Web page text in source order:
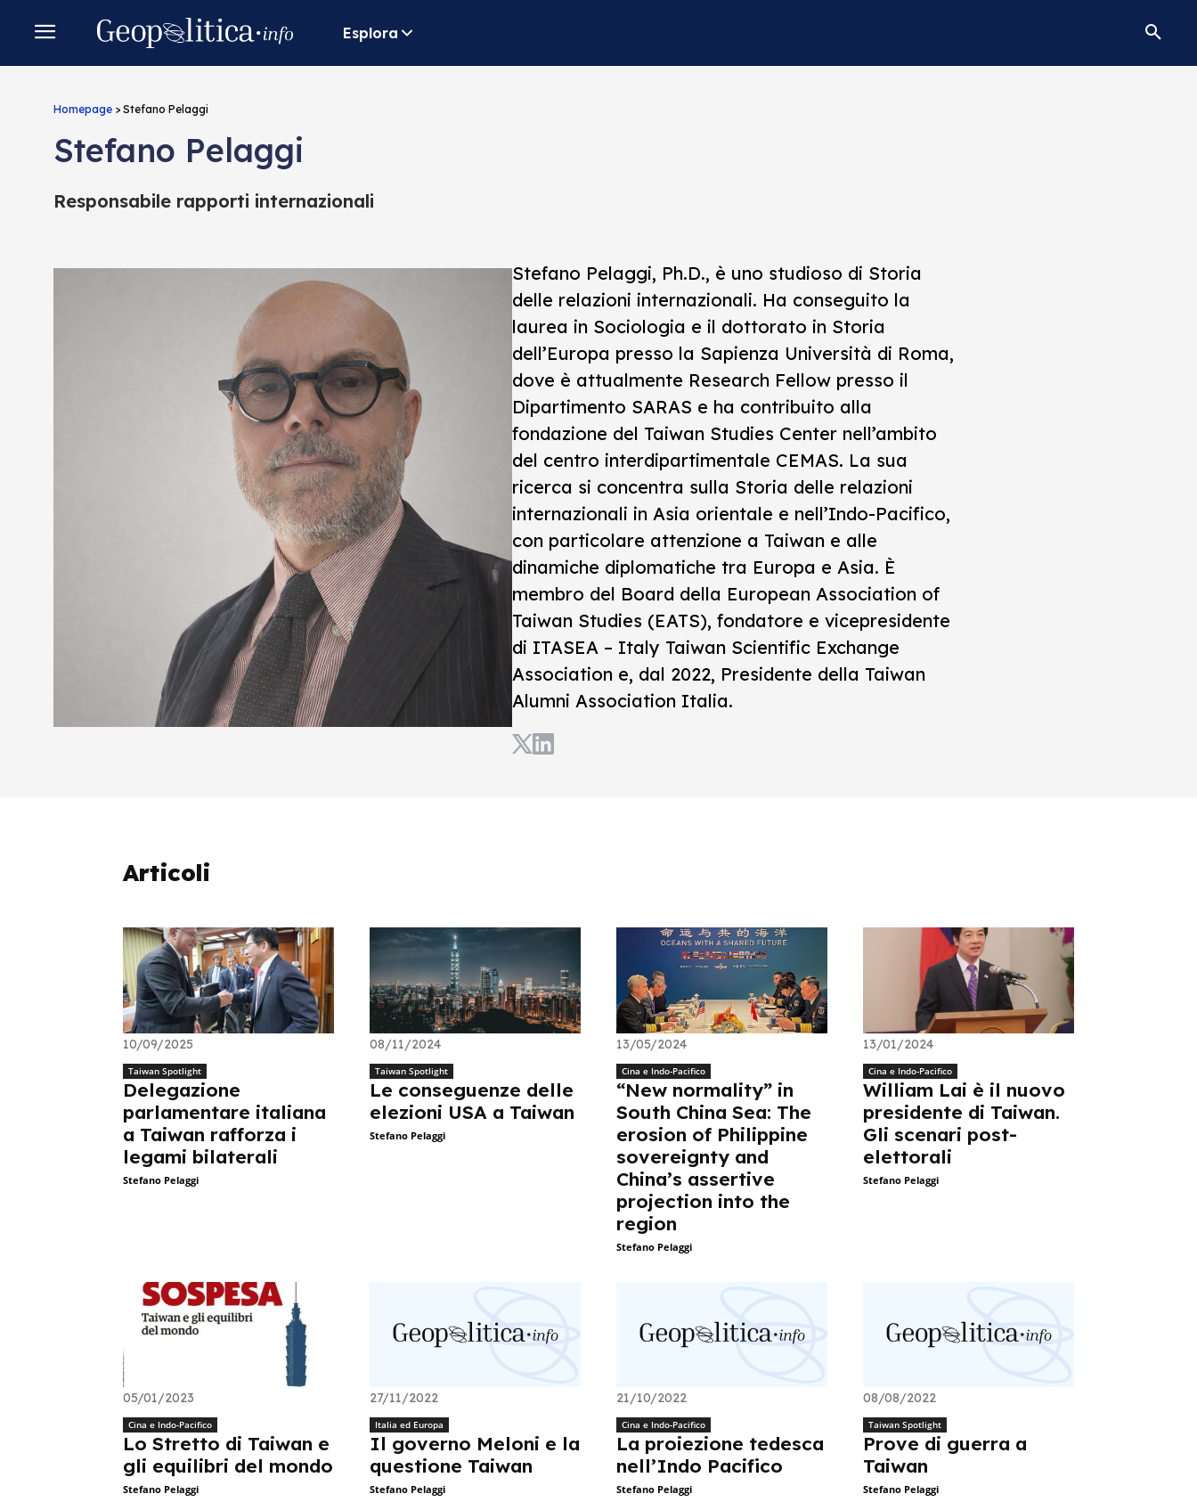
Esplora
Homepage > Stefano Pelaggi
Stefano Pelaggi
Responsabile rapporti internazionali
Stefano Pelaggi, Ph.D., è uno studioso di Storia
delle relazioni internazionali. Ha conseguito la
laurea in Sociologia e il dottorato in Storia
dell’Europa presso la Sapienza Università di Roma,
dove è attualmente Research Fellow presso il
Dipartimento SARAS e ha contribuito alla
fondazione del Taiwan Studies Center nell’ambito
del centro interdipartimentale CEMAS. La sua
ricerca si concentra sulla Storia delle relazioni
internazionali in Asia orientale e nell’Indo-Pacifico,
con particolare attenzione a Taiwan e alle
dinamiche diplomatiche tra Europa e Asia. È
membro del Board della European Association of
Taiwan Studies (EATS), fondatore e vicepresidente
di ITASEA – Italy Taiwan Scientific Exchange
Association e, dal 2022, Presidente della Taiwan
Alumni Association Italia.
Articoli
10/09/2025
Taiwan Spotlight
Delegazione
parlamentare italiana
a Taiwan rafforza i
legami bilaterali
Stefano Pelaggi
08/11/2024
Taiwan Spotlight
Le conseguenze delle
elezioni USA a Taiwan
Stefano Pelaggi
13/05/2024
Cina e Indo-Pacifico
“New normality” in
South China Sea: The
erosion of Philippine
sovereignty and
China’s assertive
projection into the
region
Stefano Pelaggi
13/01/2024
Cina e Indo-Pacifico
William Lai è il nuovo
presidente di Taiwan.
Gli scenari post-
elettorali
Stefano Pelaggi
05/01/2023
Cina e Indo-Pacifico
Lo Stretto di Taiwan e
gli equilibri del mondo
Stefano Pelaggi
27/11/2022
Italia ed Europa
Il governo Meloni e la
questione Taiwan
Stefano Pelaggi
21/10/2022
Cina e Indo-Pacifico
La proiezione tedesca
nell’Indo Pacifico
Stefano Pelaggi
08/08/2022
Taiwan Spotlight
Prove di guerra a
Taiwan
Stefano Pelaggi